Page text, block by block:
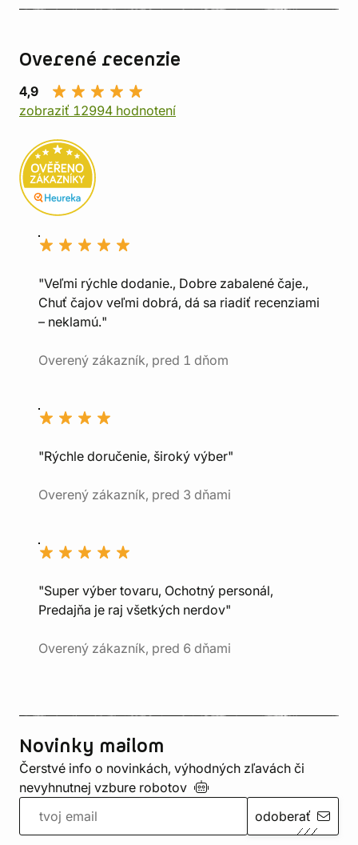
Overené recenzie
4,9
zobraziť 12994 hodnotení
"Veľmi rýchle dodanie., Dobre zabalené čaje.,
Chuť čajov veľmi dobrá, dá sa riadiť recenziami
– neklamú."
Overený zákazník, pred 1 dňom
"Rýchle doručenie, široký výber"
Overený zákazník, pred 3 dňami
"Super výber tovaru, Ochotný personál,
Predajňa je raj všetkých nerdov"
Overený zákazník, pred 6 dňami
Novinky mailom
Čerstvé info o novinkách, výhodných zľavách či
nevyhnutnej vzbure robotov
odoberať